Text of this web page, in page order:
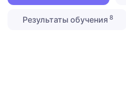
Результаты обучения 8